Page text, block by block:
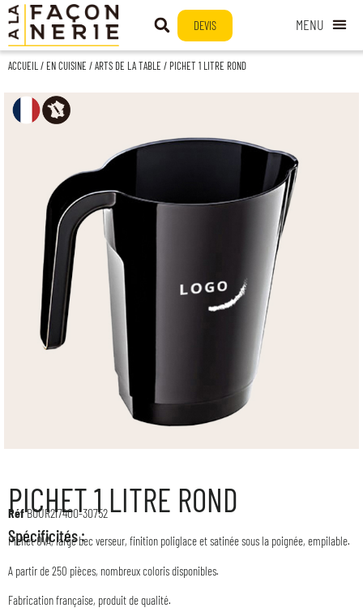
DEVIS
ACCUEIL/ EN CUISINE /ARTS DE LA TABLE / PICHET 1 LITRE ROND
PICHET 1 LITRE ROND
RéfBOUR217400-30752
Spécificités :
Pichet OVA, large bec verseur, finition poliglace et satinée sous la poignée, empilable.
A partir de 250 pièces, nombreux coloris disponibles.
Fabrication française, produit de qualité.